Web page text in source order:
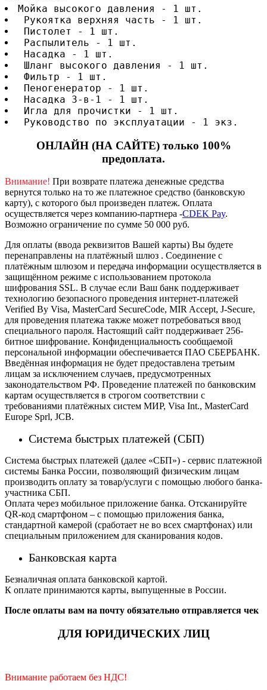
Мойка высокого давления - 1 шт.
Рукоятка верхняя часть - 1 шт.
Пистолет - 1 шт.
Распылитель - 1 шт.
Насадка - 1 шт.
Шланг высокого давления - 1 шт.
Фильтр - 1 шт.
Пеногенератор - 1 шт.
Насадка 3-в-1 - 1 шт.
Игла для прочистки - 1 шт.
Руководство по эксплуатации - 1 экз.
ОНЛАЙН (НА САЙТЕ) только 100%
предоплата.
Внимание! При возврате платежа денежные средства
вернутся только на то же платежное средство (банковскую
карту), с которого был произведен платеж. Оплата
осуществляется через компанию-партнера -CDEK Pay.
Возможно ограничение по сумме 50 000 руб.
Для оплаты (ввода реквизитов Вашей карты) Вы будете
перенаправлены на платёжный шлюз . Соединение с
платёжным шлюзом и передача информации осуществляется в
защищённом режиме с использованием протокола
шифрования SSL. В случае если Ваш банк поддерживает
технологию безопасного проведения интернет-платежей
Verified By Visa, MasterCard SecureCode, MIR Accept, J-Secure,
для проведения платежа также может потребоваться ввод
специального пароля. Настоящий сайт поддерживает 256-
битное шифрование. Конфиденциальность сообщаемой
персональной информации обеспечивается ПАО СБЕРБАНК.
Введённая информация не будет предоставлена третьим
лицам за исключением случаев, предусмотренных
законодательством РФ. Проведение платежей по банковским
картам осуществляется в строгом соответствии с
требованиями платёжных систем МИР, Visa Int., MasterCard
Europe Sprl, JCB.
Система быстрых платежей (СБП)
Система быстрых платежей (далее «СБП») - сервис платежной
системы Банка России, позволяющий физическим лицам
производить оплату за товар/услуги с помощью любого банка-
участника СБП.
Оплата через мобильное приложение банка. Отсканируйте
QR-код смартфоном – с помощью приложения банка,
стандартной камерой (сработает не во всех смартфонах) или
специальным приложением для сканирования кодов.
Банковская карта
Безналичная оплата банковской картой.
К оплате принимаются карты, выпущенные в России.
После оплаты вам на почту обязательно отправляется чек
ДЛЯ ЮРИДИЧЕСКИХ ЛИЦ
Внимание работаем без НДС!